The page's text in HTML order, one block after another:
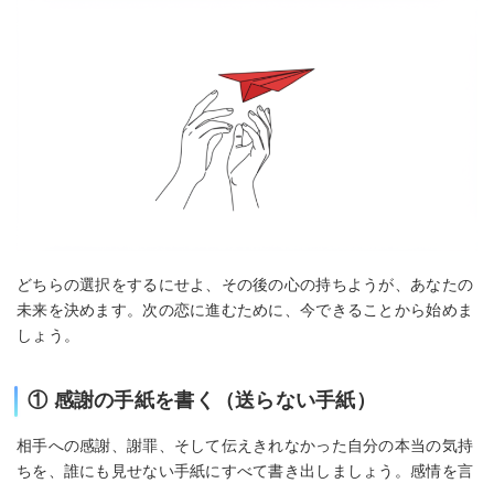
どちらの選択をするにせよ、その後の心の持ちようが、あなたの
未来を決めます。次の恋に進むために、今できることから始めま
しょう。
① 感謝の手紙を書く（送らない手紙）
相手への感謝、謝罪、そして伝えきれなかった自分の本当の気持
ちを、誰にも見せない手紙にすべて書き出しましょう。感情を言